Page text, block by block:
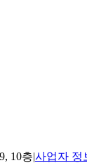
10층|사업자 정